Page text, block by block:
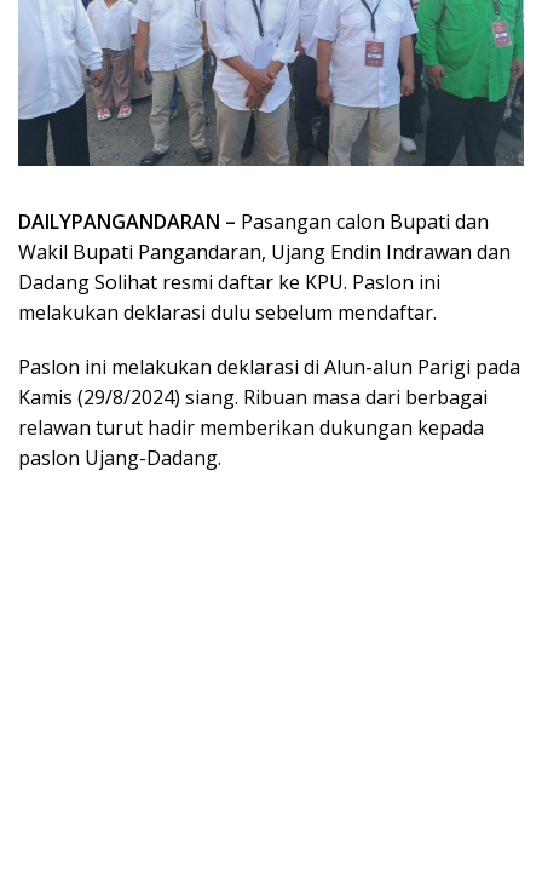
DAILYPANGANDARAN – Pasangan calon Bupati dan
Wakil Bupati Pangandaran, Ujang Endin Indrawan dan
Dadang Solihat resmi daftar ke KPU. Paslon ini
melakukan deklarasi dulu sebelum mendaftar.
Paslon ini melakukan deklarasi di Alun-alun Parigi pada
Kamis (29/8/2024) siang. Ribuan masa dari berbagai
relawan turut hadir memberikan dukungan kepada
paslon Ujang-Dadang.